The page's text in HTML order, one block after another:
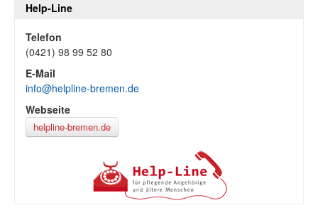
Help-Line
Telefon
(0421) 98 99 52 80
E-Mail
info@helpline-bremen.de
Webseite
helpline-bremen.de